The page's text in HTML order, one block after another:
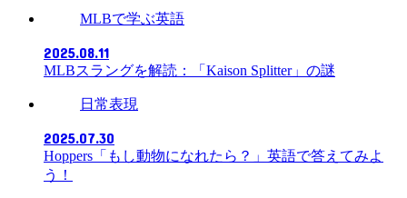
MLBで学ぶ英語
2025.08.11
MLBスラングを解読：「Kaison Splitter」の謎
日常表現
2025.07.30
Hoppers「もし動物になれたら？」英語で答えてみよ
う！